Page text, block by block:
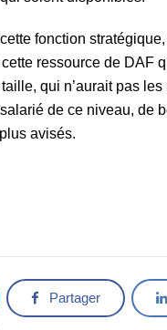
fonction stratégique,
ressource de DAF
qui n’aurait pas les
de ce niveau, de
avisés.
Partager